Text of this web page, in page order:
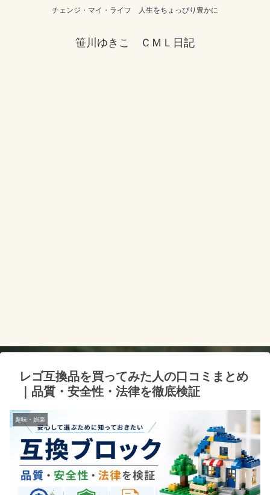
チェンジ・マイ・ライフ 人生をちょっぴり豊かに
笹川ゆきこ ＣＭＬ日記
レゴ互換品を買ってみた人の口コミまとめ
｜品質・安全性・法律を徹底検証
趣味・娯楽